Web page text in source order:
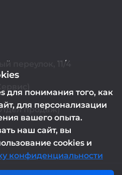
переулок, 11/4
продаж)
для понимания того, как
для персонализации
вашего опыта.
наш сайт, вы
cookies и
конфиденциальности